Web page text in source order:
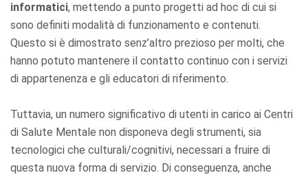
informatici, mettendo a punto progetti ad hoc di cui si
sono definiti modalità di funzionamento e contenuti.
Questo si è dimostrato senz’altro prezioso per molti, che
hanno potuto mantenere il contatto continuo con i servizi
di appartenenza e gli educatori di riferimento.
Tuttavia, un numero significativo di utenti in carico ai Centri
di Salute Mentale non disponeva degli strumenti, sia
tecnologici che culturali/cognitivi, necessari a fruire di
questa nuova forma di servizio. Di conseguenza, anche